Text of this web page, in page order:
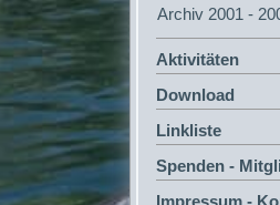
Archiv 2001 -
Aktivitäten
Download
Linkliste
Spenden -
Impressum -